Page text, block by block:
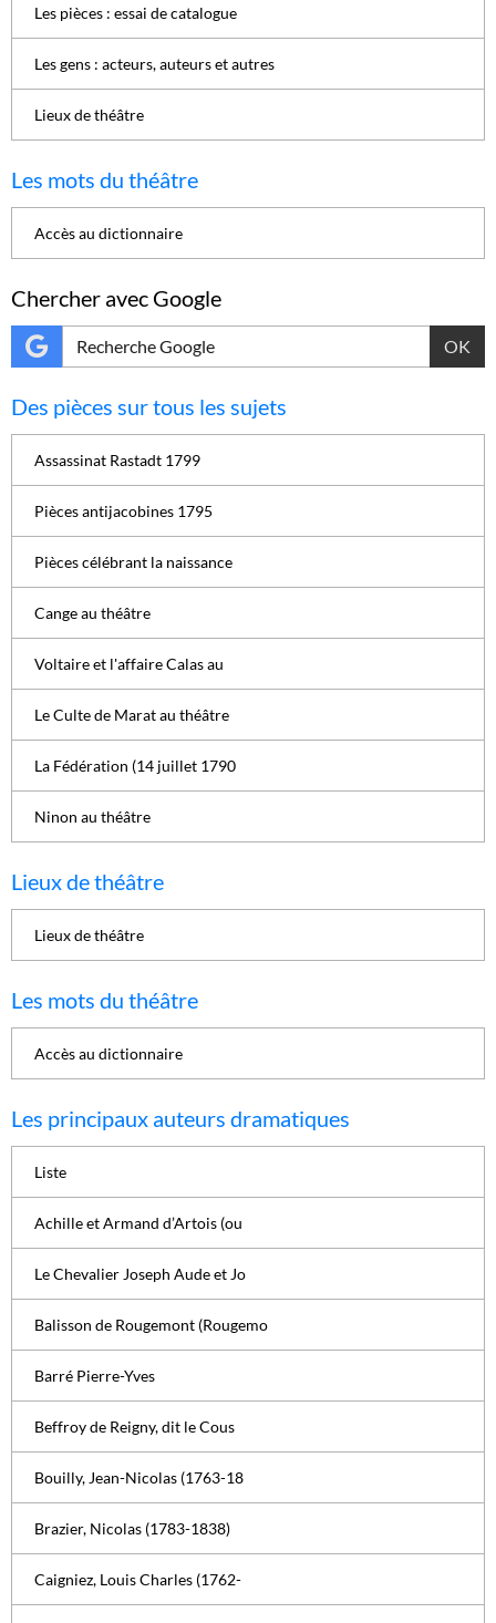
Les pièces : essai de catalogue
Les gens : acteurs, auteurs et autres
Lieux de théâtre
Les mots du théâtre
Accès au dictionnaire
Chercher avec Google
OK
Des pièces sur tous les sujets
Assassinat Rastadt 1799
Pièces antijacobines 1795
Pièces célébrant la naissance
Cange au théâtre
Voltaire et l'affaire Calas au
Le Culte de Marat au théâtre
La Fédération (14 juillet 1790
Ninon au théâtre
Lieux de théâtre
Lieux de théâtre
Les mots du théâtre
Accès au dictionnaire
Les principaux auteurs dramatiques
Liste
Achille et Armand d’Artois (ou
Le Chevalier Joseph Aude et Jo
Balisson de Rougemont (Rougemo
Barré Pierre-Yves
Beffroy de Reigny, dit le Cous
Bouilly, Jean-Nicolas (1763-18
Brazier, Nicolas (1783-1838)
Caigniez, Louis Charles (1762-